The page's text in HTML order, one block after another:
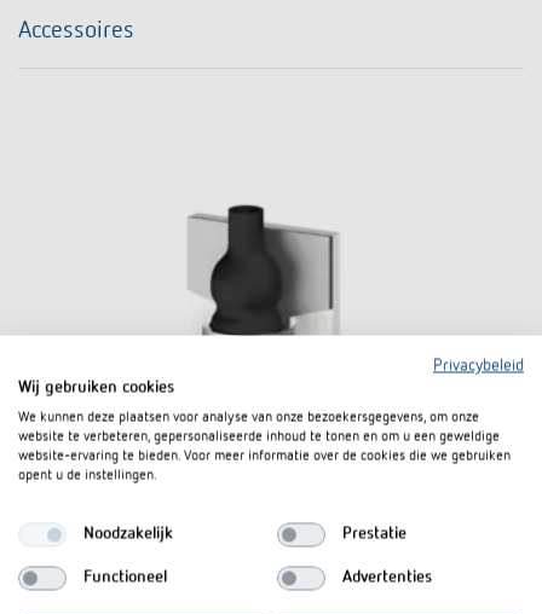
Accessoires
Privacybeleid
Wij gebruiken cookies
We kunnen deze plaatsen voor analyse van onze bezoekersgegevens, om onze
website te verbeteren, gepersonaliseerde inhoud te tonen en om u een geweldige
website-ervaring te bieden. Voor meer informatie over de cookies die we gebruiken
opent u de instellingen.
Noodzakelijk Prestatie
Functioneel Advertenties